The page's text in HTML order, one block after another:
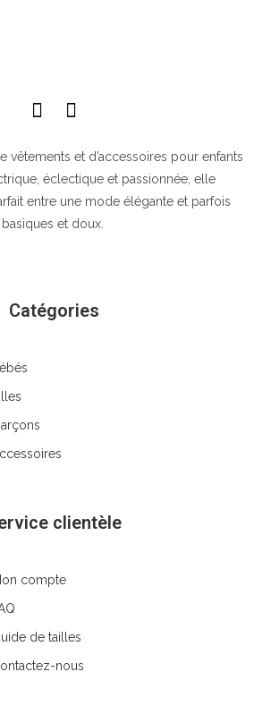
vêtements et d’accessoires pour enfants
éclectique et passionnée, elle
entre une mode élégante et parfois
et doux.
Catégories
clientèle
compte
de tailles
nous